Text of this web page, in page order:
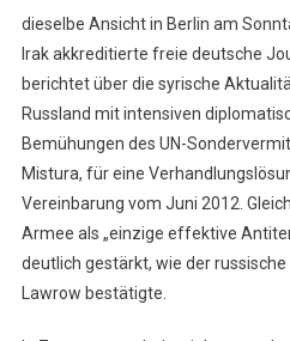
dieselbe Ansicht in Berlin am
Irak akkreditierte freie deutsche
berichtet über die syrische
Russland mit intensiven
Bemühungen des UN-
Mistura, für eine
Vereinbarung vom Juni 2012.
Armee als „einzige effektive
deutlich gestärkt, wie der
Lawrow bestätigte.